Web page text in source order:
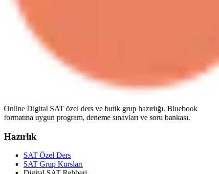
Online Digital SAT özel ders ve butik grup hazırlığı. Bluebook
formatına uygun program, deneme sınavları ve soru bankası.
Hazırlık
SAT Özel Ders
SAT Grup Kursları